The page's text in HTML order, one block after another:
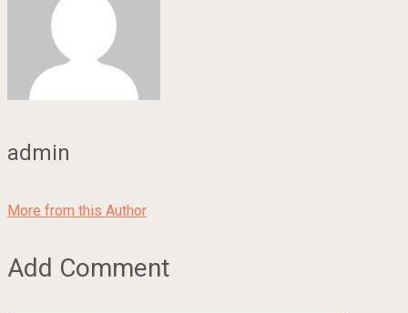
admin
More from this Author
Add Comment